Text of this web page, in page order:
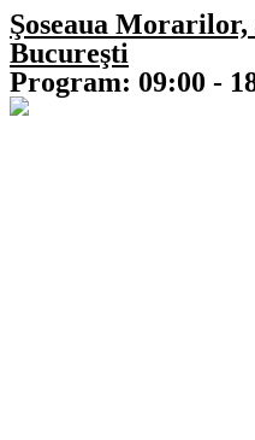
Şoseaua
Bucureşti
Program: 09:00 -